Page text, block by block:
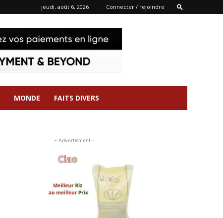
jeudi, août 6, 2026 Connecter / rejoindre
MONDE FAITS DIVERS
- Advertisment -